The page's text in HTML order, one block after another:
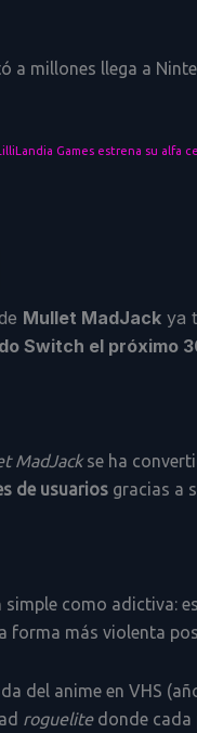
a millones llega a
Games estrena su alfa
Mullet MadJack ya
Switch el próximo
MadJackse ha
de usuarios gracias a
simple como adictiva:
forma más violenta
del anime en VHS
roguelitedonde cada